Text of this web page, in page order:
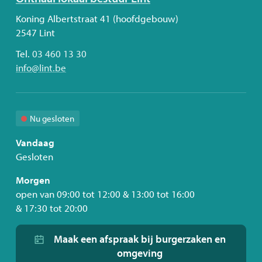
ons
Adres
Koning Albertstraat 41 (hoofdgebouw)
2547 Lint
Tel. 03 460 13 30
E-
info@lint.be
Nu gesloten
Vandaag
Gesloten
Morgen
open van09:00 tot 12:00 & 13:00 tot 16:00
& 17:30 tot 20:00
Maak een afspraak bij burgerzaken en
omgeving